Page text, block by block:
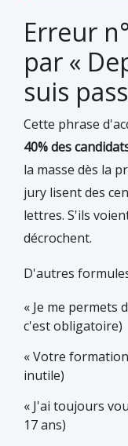
Erreur
par «
suis
Cette phrase
40% des
la masse dès la
jury lisent des
lettres. S'ils
décrochent.
D'autres
« Je me permets
c'est obligatoire)
« Votre
inutile)
« J'ai toujours
17 ans)